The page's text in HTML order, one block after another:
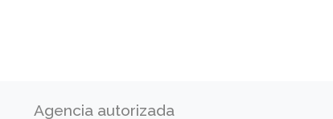
Agencia autorizada